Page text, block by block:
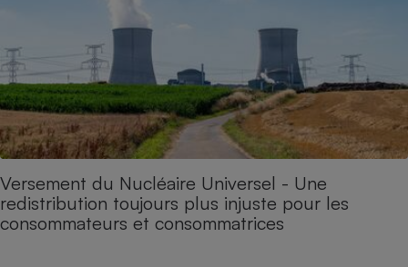
Versement du Nucléaire Universel - Une
redistribution toujours plus injuste pour les
consommateurs et consommatrices